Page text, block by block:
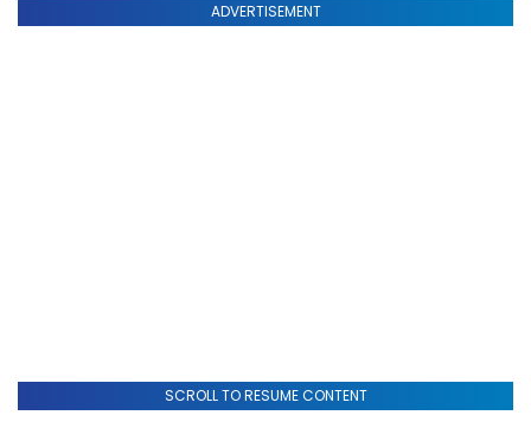
ADVERTISEMENT
SCROLL TO RESUME CONTENT